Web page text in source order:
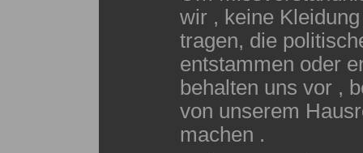
wir , keine
tragen, die
entstammen oder
behalten uns vor ,
von unserem
machen .